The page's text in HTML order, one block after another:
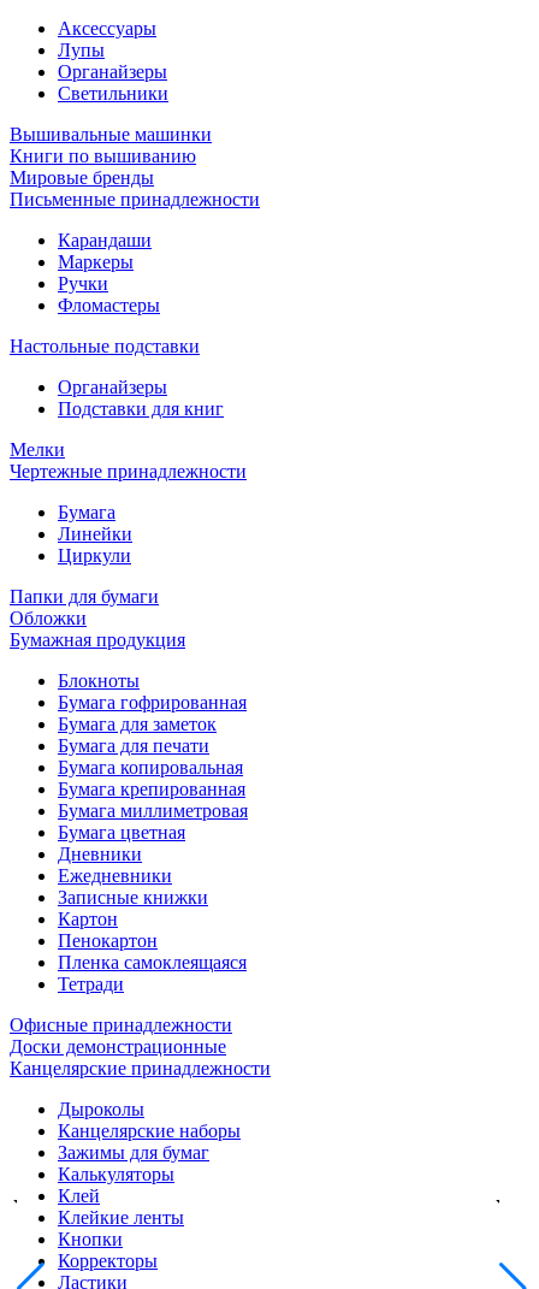
Аксессуары
Лупы
Органайзеры
Светильники
Вышивальные машинки
Книги по вышиванию
Мировые бренды
Письменные принадлежности
Карандаши
Маркеры
Ручки
Фломастеры
Настольные подставки
Органайзеры
Подставки для книг
Мелки
Чертежные принадлежности
Бумага
Линейки
Циркули
Папки для бумаги
Обложки
Бумажная продукция
Блокноты
Бумага гофрированная
Бумага для заметок
Бумага для печати
Бумага копировальная
Бумага крепированная
Бумага миллиметровая
Бумага цветная
Дневники
Ежедневники
Записные книжки
Картон
Пенокартон
Пленка самоклеящаяся
Тетради
Офисные принадлежности
Доски демонстрационные
Канцелярские принадлежности
Дыроколы
Канцелярские наборы
Зажимы для бумаг
Калькуляторы
Клей
Клейкие ленты
Кнопки
Корректоры
Ластики